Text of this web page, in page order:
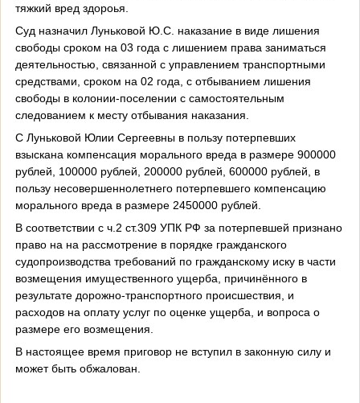
тяжкий вред здороья.
Суд назначил Луньковой Ю.С. наказание в виде лишения
свободы сроком на 03 года с лишением права заниматься
деятельностью, связанной с управлением транспортными
средствами, сроком на 02 года, с отбыванием лишения
свободы в колонии-поселении с самостоятельным
следованием к месту отбывания наказания.
С Луньковой Юлии Сергеевны в пользу потерпевших
взыскана компенсация морального вреда в размере 900000
рублей, 100000 рублей, 200000 рублей, 600000 рублей, в
пользу несовершеннолетнего потерпевшего компенсацию
морального вреда в размере 2450000 рублей.
В соответствии с ч.2 ст.309 УПК РФ за потерпевшей признано
право на на рассмотрение в порядке гражданского
судопроизводства требований по гражданскому иску в части
возмещения имущественного ущерба, причинённого в
результате дорожно-транспортного происшествия, и
расходов на оплату услуг по оценке ущерба, и вопроса о
размере его возмещения.
В настоящее время приговор не вступил в законную силу и
может быть обжалован.